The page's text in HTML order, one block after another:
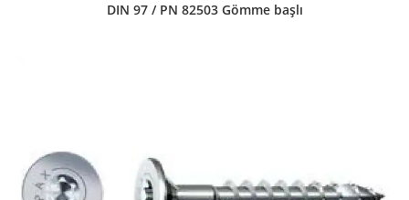
DIN 97 / PN 82503 Gömme başlı